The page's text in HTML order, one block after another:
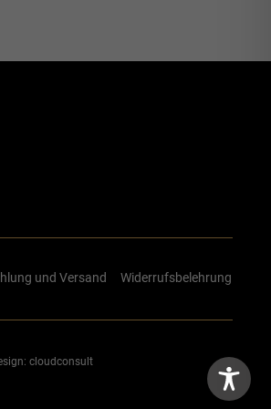
und Versand Widerrufsbelehrung
cloudconsult